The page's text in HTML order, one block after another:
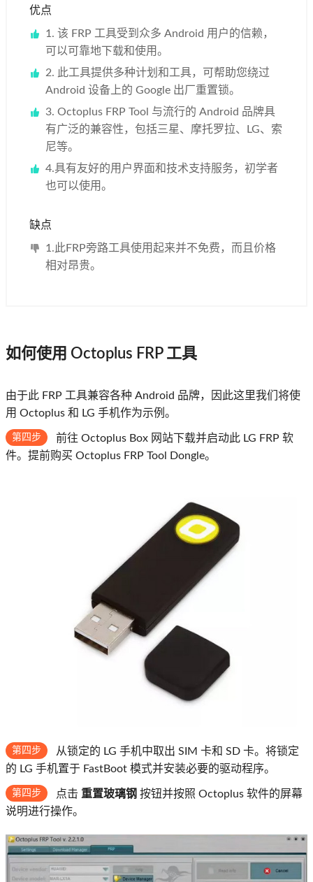
优点
1. 该 FRP 工具受到众多 Android 用户的信赖，
可以可靠地下载和使用。
2. 此工具提供多种计划和工具，可帮助您绕过
Android 设备上的 Google 出厂重置锁。
3. Octoplus FRP Tool 与流行的 Android 品牌具
有广泛的兼容性，包括三星、摩托罗拉、LG、索
尼等。
4.具有友好的用户界面和技术支持服务，初学者
也可以使用。
缺点
1.此FRP旁路工具使用起来并不免费，而且价格
相对昂贵。
如何使用 Octoplus FRP 工具
由于此 FRP 工具兼容各种 Android 品牌，因此这里我们将使
用 Octoplus 和 LG 手机作为示例。
第四步
前往 Octoplus Box 网站下载并启动此 LG FRP 软
件。提前购买 Octoplus FRP Tool Dongle。
第四步
从锁定的 LG 手机中取出 SIM 卡和 SD 卡。将锁定
的 LG 手机置于 FastBoot 模式并安装必要的驱动程序。
第四步 点击 重置玻璃钢 按钮并按照 Octoplus 软件的屏幕
说明进行操作。